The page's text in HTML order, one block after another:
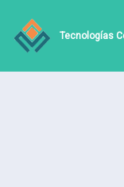
Tecnologías